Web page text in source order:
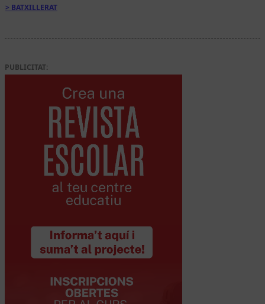
BATXILLERAT
PUBLICITAT: